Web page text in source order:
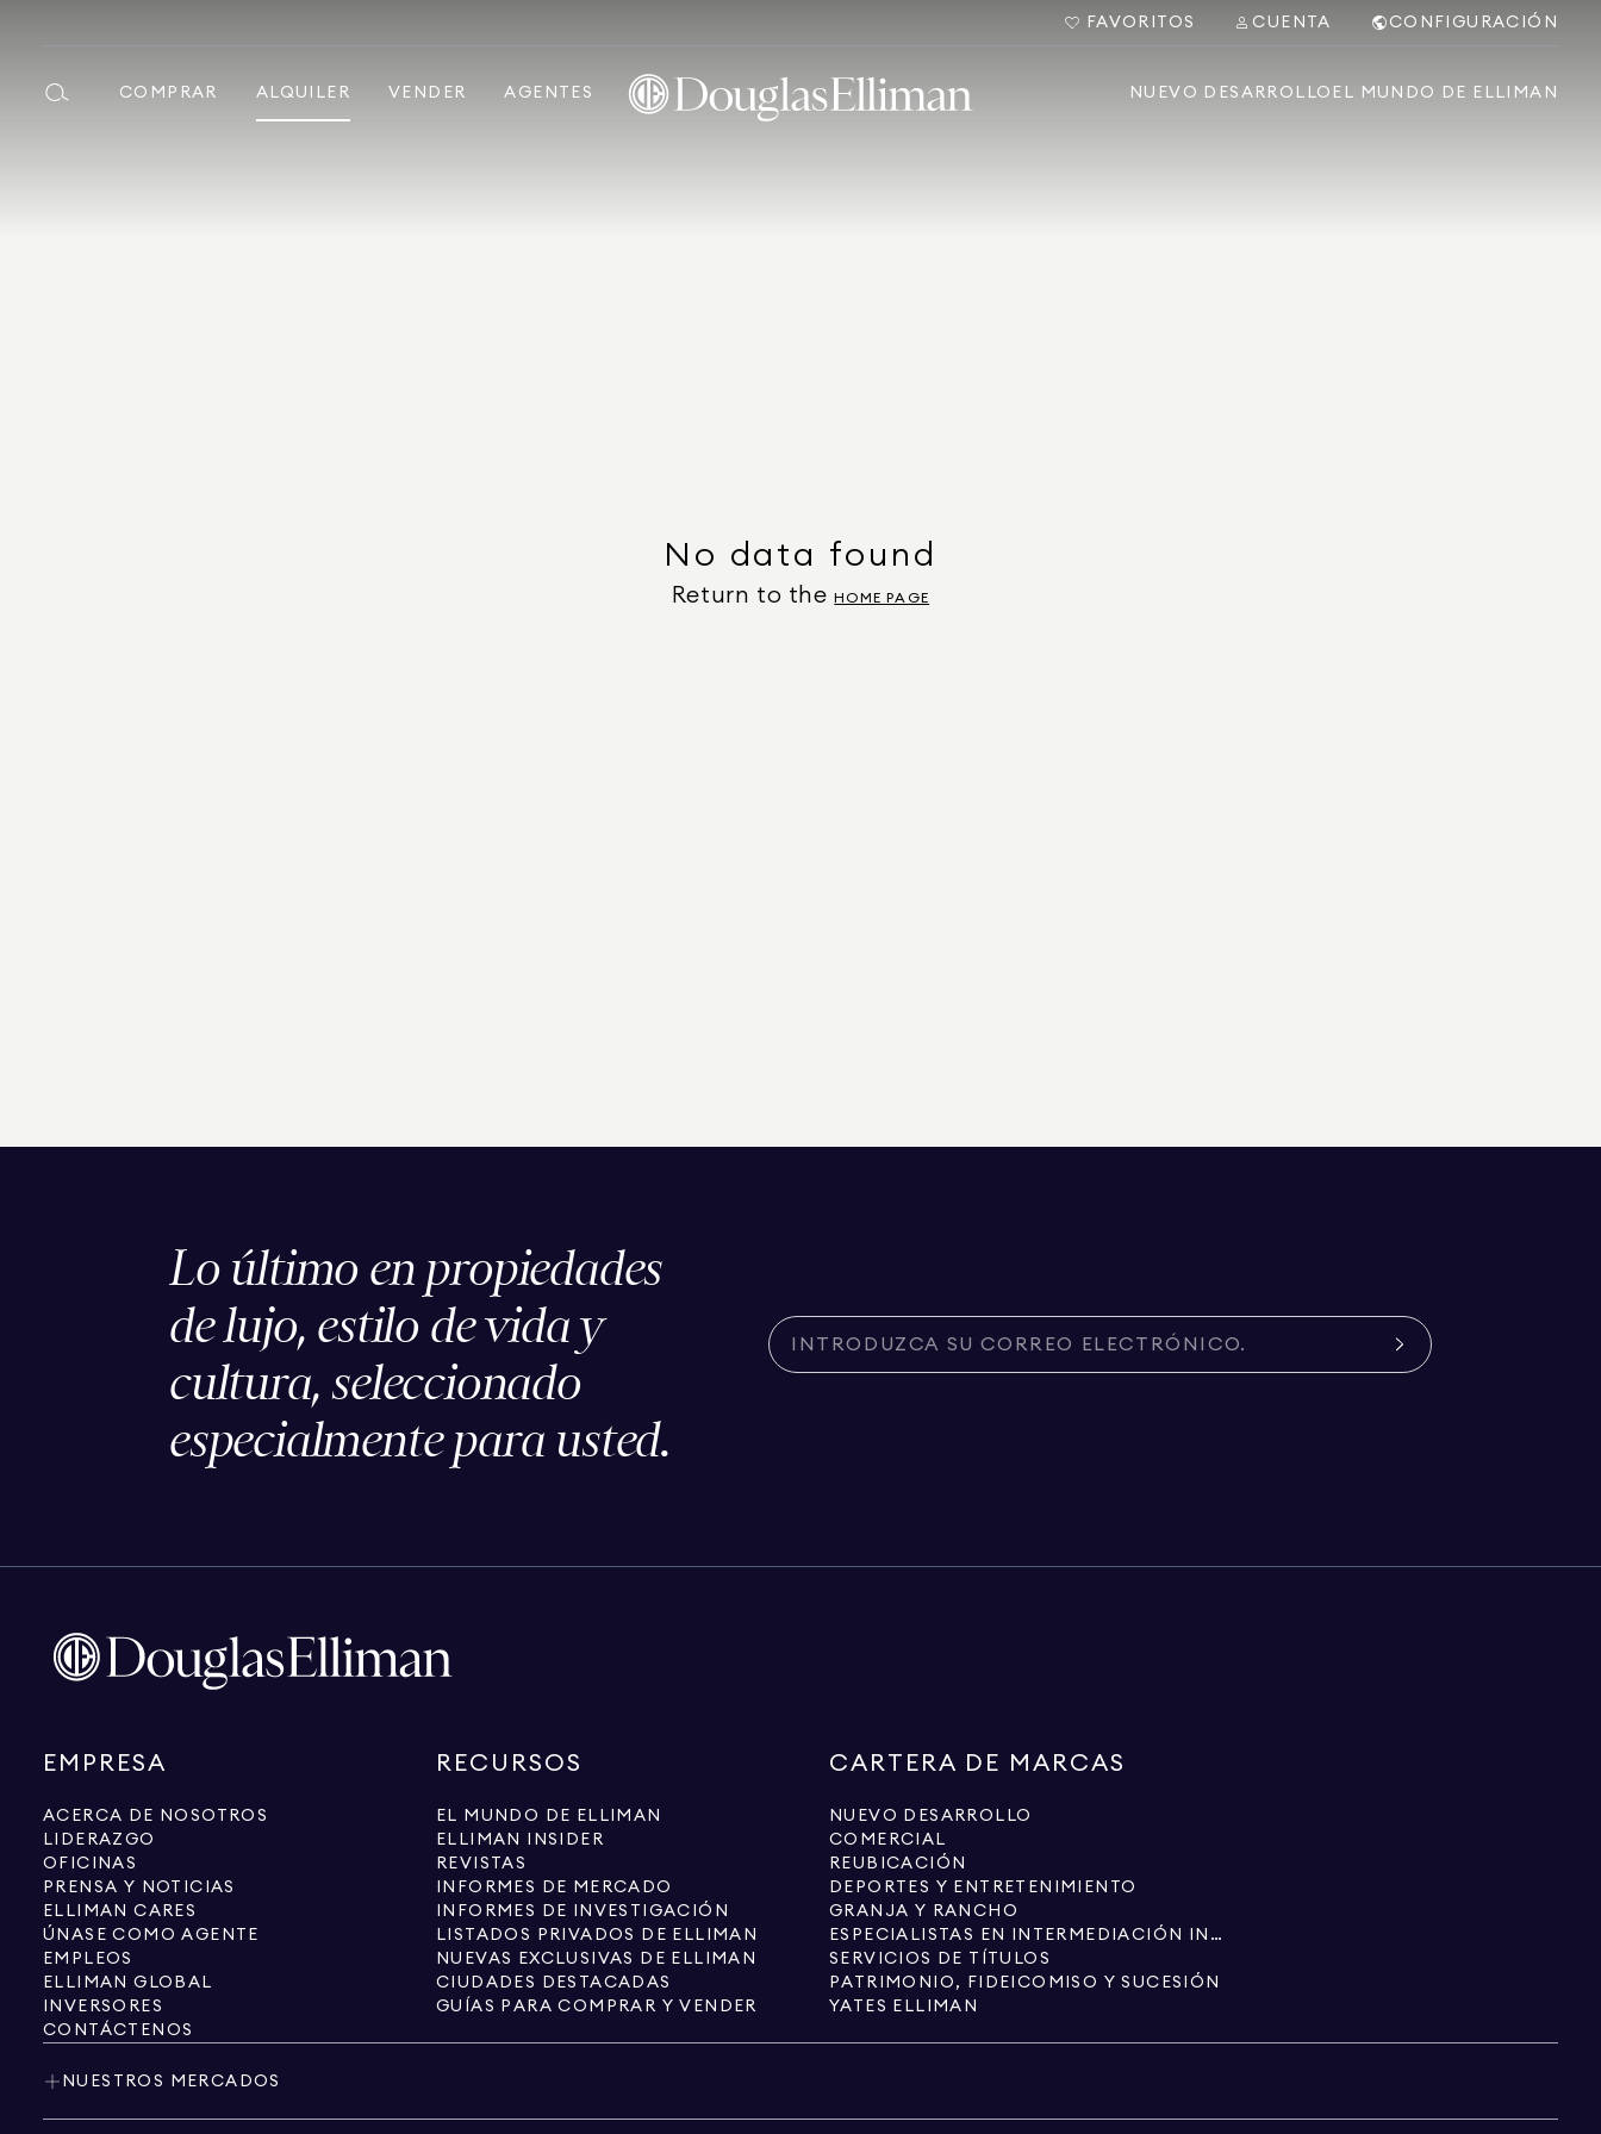
FAVORITOS CUENTA CONFIGURACIÓN
COMPRAR ALQUILER VENDER AGENTES NUEVO DESARROLLO EL MUNDO DE ELLIMAN
No data found
Return to the HOME PAGE
Lo último en propiedades
de lujo, estilo de vida y
cultura, seleccionado
especialmente para usted.
EMPRESA
ACERCA DE NOSOTROS
LIDERAZGO
OFICINAS
PRENSA Y NOTICIAS
ELLIMAN CARES
ÚNASE COMO AGENTE
EMPLEOS
ELLIMAN GLOBAL
INVERSORES
CONTÁCTENOS
RECURSOS
EL MUNDO DE ELLIMAN
ELLIMAN INSIDER
REVISTAS
INFORMES DE MERCADO
INFORMES DE INVESTIGACIÓN
LISTADOS PRIVADOS DE ELLIMAN
NUEVAS EXCLUSIVAS DE ELLIMAN
CIUDADES DESTACADAS
GUÍAS PARA COMPRAR Y VENDER
CARTERA DE MARCAS
NUEVO DESARROLLO
COMERCIAL
REUBICACIÓN
DEPORTES Y ENTRETENIMIENTO
GRANJA Y RANCHO
ESPECIALISTAS EN INTERMEDIACIÓN INMOBILIARIA
SERVICIOS DE TÍTULOS
PATRIMONIO, FIDEICOMISO Y SUCESIÓN
YATES ELLIMAN
NUESTROS MERCADOS